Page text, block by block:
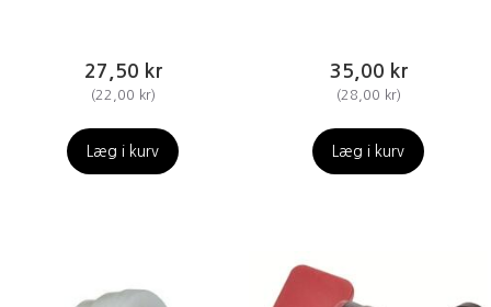
27,50 kr
(22,00 kr)
Læg i kurv
35,00 kr
(28,00 kr)
Læg i kurv